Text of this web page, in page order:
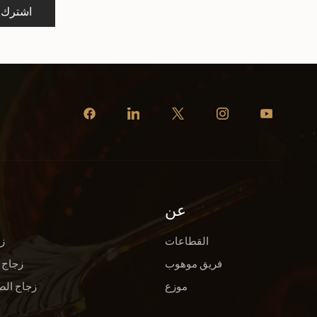
اشترك
زجاج
زجاج
عن
القطاعات
فريق موهوب
موزع